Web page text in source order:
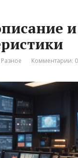
Разное Комментарии: 0